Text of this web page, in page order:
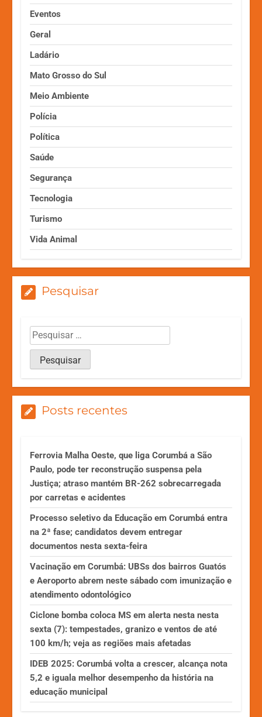
Eventos
Geral
Ladário
Mato Grosso do Sul
Meio Ambiente
Polícia
Política
Saúde
Segurança
Tecnologia
Turismo
Vida Animal
Pesquisar
Posts recentes
Ferrovia Malha Oeste, que liga Corumbá a São
Paulo, pode ter reconstrução suspensa pela
Justiça; atraso mantém BR-262 sobrecarregada
por carretas e acidentes
Processo seletivo da Educação em Corumbá entra
na 2ª fase; candidatos devem entregar
documentos nesta sexta-feira
Vacinação em Corumbá: UBSs dos bairros Guatós
e Aeroporto abrem neste sábado com imunização e
atendimento odontológico
Ciclone bomba coloca MS em alerta nesta nesta
sexta (7): tempestades, granizo e ventos de até
100 km/h; veja as regiões mais afetadas
IDEB 2025: Corumbá volta a crescer, alcança nota
5,2 e iguala melhor desempenho da história na
educação municipal